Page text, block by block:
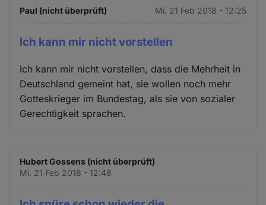
Paul (nicht überprüft) Mi. 21 Feb 2018 - 12:25
Ich kann mir nicht vorstellen
Ich kann mir nicht vorstellen, dass die Mehrheit in
Deutschland gemeint hat, sie wollen noch mehr
Gotteskrieger im Bundestag, als sie von sozialer
Gerechtigkeit sprachen.
Hubert Gossens (nicht überprüft)
Mi. 21 Feb 2018 - 12:48